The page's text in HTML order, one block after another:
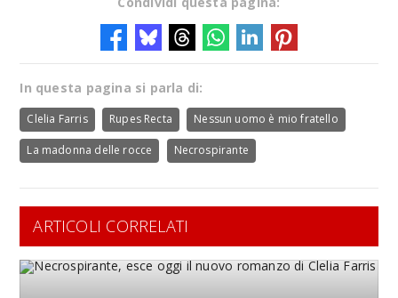
In questa pagina si parla di:
Clelia Farris Rupes Recta Nessun uomo è mio fratello
La madonna delle rocce Necrospirante
ARTICOLI CORRELATI